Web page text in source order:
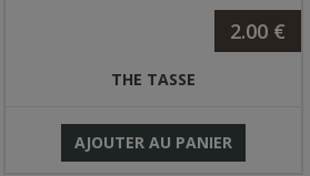
2.00 €
THE TASSE
AJOUTER AU PANIER